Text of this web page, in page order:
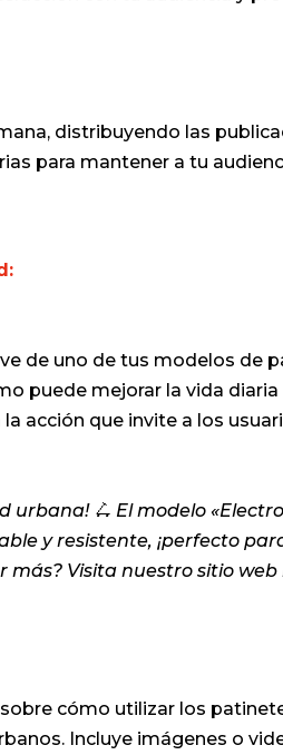
distribuyendo las
para mantener a tu
de uno de tus modelos de
puede mejorar la vida diaria
acción que invite a los
urbana! 🛴 El modelo
y resistente, ¡perfecto
más? Visita nuestro sitio web
cómo utilizar los
Incluye imágenes o